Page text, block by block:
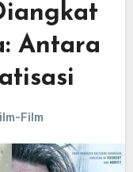
Antara
Film